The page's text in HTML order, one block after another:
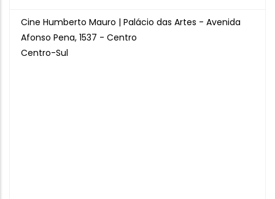
Cine Humberto Mauro | Palácio das Artes - Avenida
Afonso Pena, 1537 - Centro
Centro-Sul